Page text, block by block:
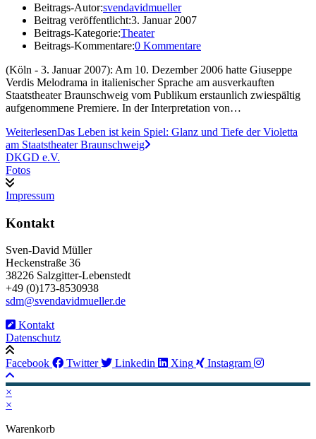
Beitrags-Autor:svendavidmueller
Beitrag veröffentlicht:3. Januar 2007
Beitrags-Kategorie:Theater
Beitrags-Kommentare:0 Kommentare
(Köln - 3. Januar 2007): Am 10. Dezember 2006 hatte Giuseppe
Verdis Melodrama in italienischer Sprache am ausverkauften
Staatstheater Braunschweig vom Publikum erstaunlich zwiespältig
aufgenommene Premiere. In der Interpretation von…
WeiterlesenDas Leben ist kein Spiel: Glanz und Tiefe der Violetta
am Staatstheater Braunschweig
DKGD e.V.
Fotos
Impressum
Kontakt
Sven-David Müller
Heckenstraße 36
38226 Salzgitter-Lebenstedt
+49 (0)173-8530938
sdm@svendavidmueller.de
Kontakt
Datenschutz
Facebook Twitter Linkedin Xing Instagram
×
×
Warenkorb